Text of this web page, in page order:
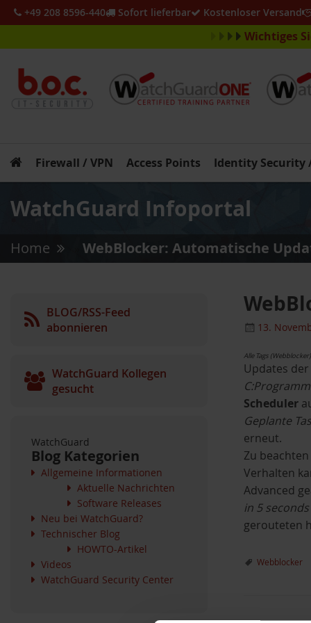
Wichtiges
+49 208 8596-440 Sofort lieferbar Kostenloser Versand
Firewall / VPN Access Points Identity Security
WatchGuard Infoportal
Home WebBlocker: Automatische
13.
Alle Tags (Webblocker)
Updates
Scheduler
Geplante
erneut.
Zu
Verhalten
Advanced
in 5
gerouteten
Webblocker
BLOG/RSS-Feed
abonnieren
WatchGuard Kollegen
gesucht
WatchGuard
Blog Kategorien
Allgemeine Informationen
Aktuelle Nachrichten
Software Releases
Neu bei WatchGuard?
Technischer Blog
HOWTO-Artikel
Videos
WatchGuard Security Center